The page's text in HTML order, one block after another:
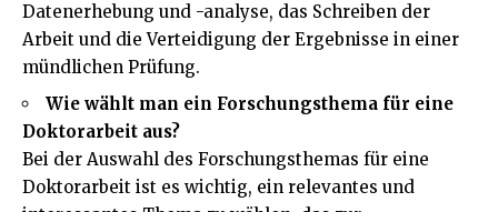
Datenerhebung und -analyse, das Schreiben der
Arbeit und die Verteidigung der Ergebnisse in einer
mündlichen Prüfung.
Wie wählt man ein Forschungsthema für eine
Doktorarbeit aus?
Bei der Auswahl des Forschungsthemas für eine
Doktorarbeit ist es wichtig, ein relevantes und